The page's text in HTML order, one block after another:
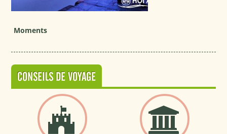
Moments
CONSEILS DE VOYAGE